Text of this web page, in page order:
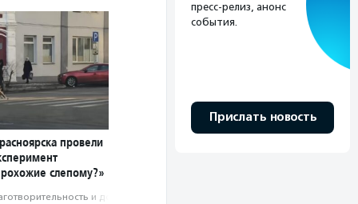
провели
слепому?»
и доброволь­чест­во
пресс-релиз, анонс
события.
Прислать новость